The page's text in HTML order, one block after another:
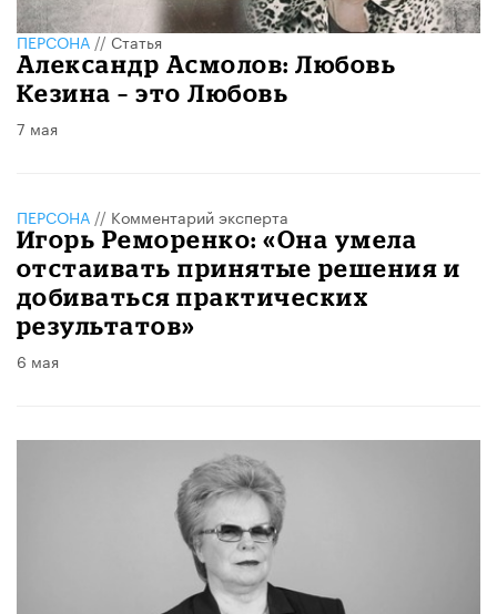
ПЕРСОНА//Статья
Александр Асмолов: Любовь
Кезина – это Любовь
7 мая
ПЕРСОНА // Комментарий эксперта
Игорь Реморенко: «Она умела
отстаивать принятые решения и
добиваться практических
результатов»
6 мая